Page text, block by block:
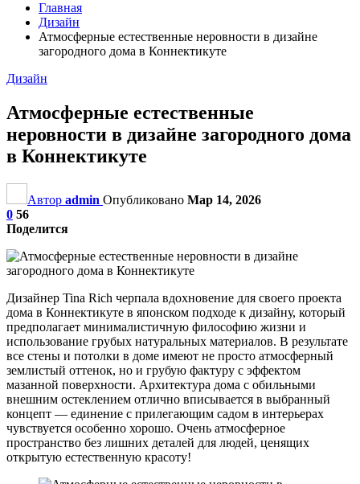
Главная
Дизайн
Атмосферные естественные неровности в дизайне
загородного дома в Коннектикуте
Дизайн
Атмосферные естественные
неровности в дизайне загородного дома
в Коннектикуте
Автор admin Опубликовано Мар 14, 2026
0 56
Поделится
Дизайнер Tina Rich черпала вдохновение для своего проекта
дома в Коннектикуте в японском подходе к дизайну, который
предполагает минималистичную философию жизни и
использование грубых натуральных материалов. В результате
все стены и потолки в доме имеют не просто атмосферный
землистый оттенок, но и грубую фактуру с эффектом
мазанной поверхности. Архитектура дома с обильными
внешним остеклением отлично вписывается в выбранный
концепт — единение с прилегающим садом в интерьерах
чувствуется особенно хорошо. Очень атмосферное
пространство без лишних деталей для людей, ценящих
открытую естественную красоту!